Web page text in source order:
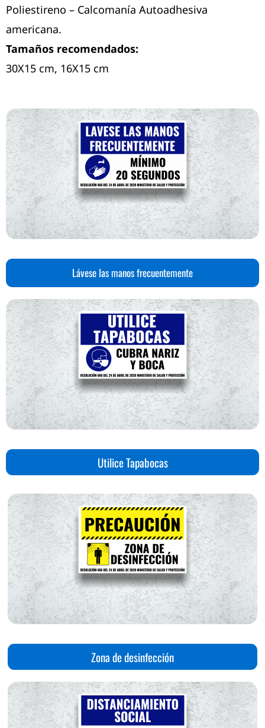
Poliestireno – Calcomanía Autoadhesiva
americana.
Tamaños recomendados:
30X15 cm, 16X15 cm
Lávese las manos frecuentemente
Utilice Tapabocas
Zona de desinfección